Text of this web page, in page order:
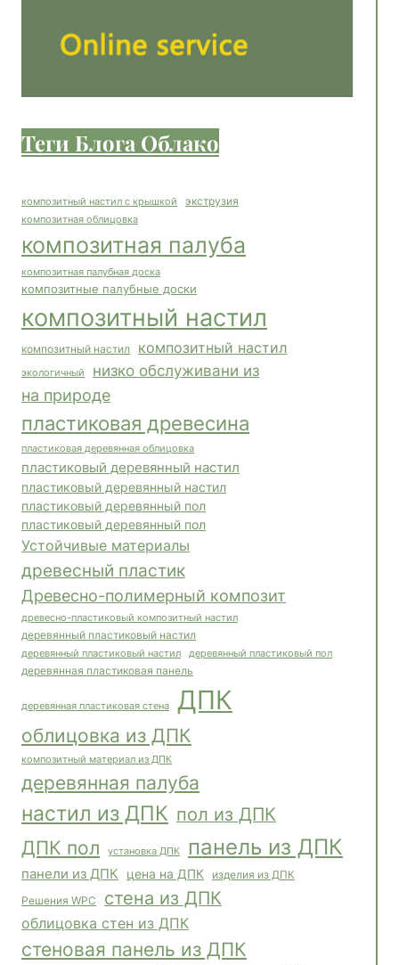
Теги Блога Облако
композитный настил с крышкой экструзия
композитная облицовка
композитная палуба
композитная палубная доска
композитные палубные доски
композитный настил
композитный настил композитный настил
экологичный низко обслуживани из
на природе
пластиковая древесина
пластиковая деревянная облицовка
пластиковый деревянный настил
пластиковый деревянный настил
пластиковый деревянный пол
пластиковый деревянный пол
Устойчивые материалы
древесный пластик
Древесно-полимерный композит
древесно-пластиковый композитный настил
деревянный пластиковый настил
деревянный пластиковый настил деревянный пластиковый пол
деревянная пластиковая панель
деревянная пластиковая стена ДПК
облицовка из ДПК
композитный материал из ДПК
деревянная палуба
настил из ДПК пол из ДПК
ДПК пол установка ДПК панель из ДПК
панели из ДПК цена на ДПК изделия из ДПК
Решения WPC стена из ДПК
облицовка стен из ДПК
стеновая панель из ДПК